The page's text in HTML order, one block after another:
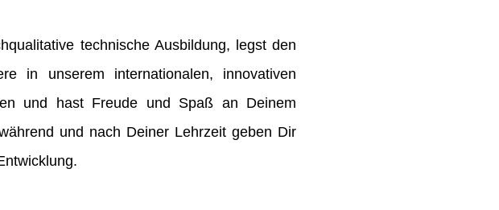
technische Ausbildung, legst den
in unserem internationalen, innovativen
und hast Freude und Spaß an Deinem
und nach Deiner Lehrzeit geben Dir